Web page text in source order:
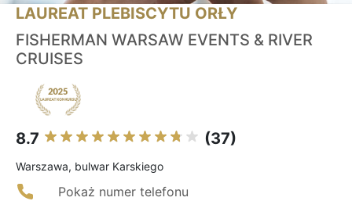
LAUREAT PLEBISCYTU ORŁY
FISHERMAN WARSAW EVENTS & RIVER
CRUISES
8.7 (37)
Warszawa, bulwar Karskiego
Pokaż numer telefonu